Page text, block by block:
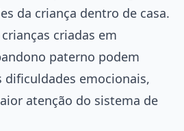
da criança dentro de casa.
criadas em
paterno podem
dificuldades emocionais,
atenção do sistema de